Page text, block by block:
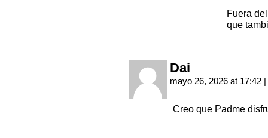
Fuera
que
Dai
mayo 26, 2026 at 17:42 |
Creo que Padme